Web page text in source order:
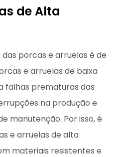
de Alta
das porcas e arruelas é de
e arruelas de baixa
falhas prematuras das
na produção e
manutenção. Por isso, é
e arruelas de alta
materiais resistentes e